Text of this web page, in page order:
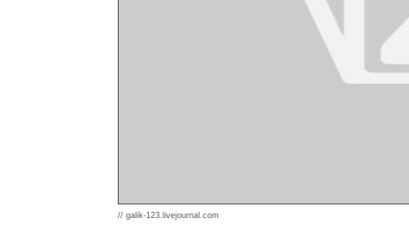
// galik-123.livejournal.com